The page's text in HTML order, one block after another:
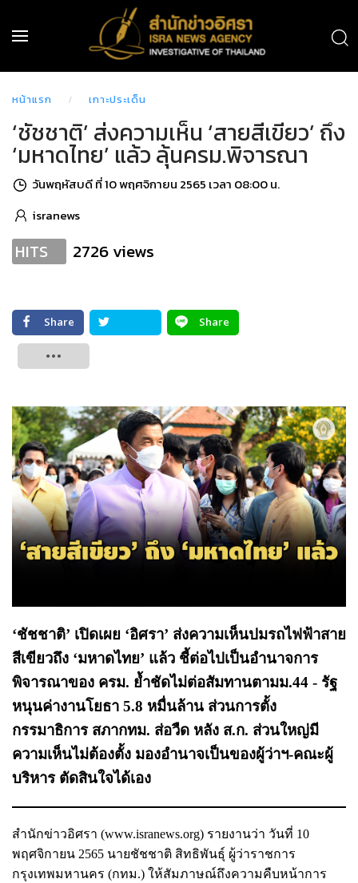
หน้าแรก เกาะประเด็น
‘ชัชชาติ’ ส่งความเห็น ‘สายสีเขียว’ ถึง
‘มหาดไทย’ แล้ว ลุ้นครม.พิจารณา
วันพฤหัสบดี ที่ 10 พฤศจิกายน 2565 เวลา 08:00 น.
isranews
HITS 2726 views
Share
Share
‘ชัชชาติ’ เปิดเผย ‘อิศรา’ ส่งความเห็นปมรถไฟฟ้าสาย
สีเขียวถึง ‘มหาดไทย’ แล้ว ชี้ต่อไปเป็นอำนาจการ
พิจารณาของ ครม. ย้ำชัดไม่ต่อสัมทานตามม.44 - รัฐ
หนุนค่างานโยธา 5.8 หมื่นล้าน ส่วนการตั้ง
กรรมาธิการ สภากทม. ส่อวืด หลัง ส.ก. ส่วนใหญ่มี
ความเห็นไม่ต้องตั้ง มองอำนาจเป็นของผู้ว่าฯ-คณะผู้
บริหาร ตัดสินใจได้เอง
สำนักข่าวอิศรา (www.isranews.org) รายงานว่า วันที่ 10
พฤศจิกายน 2565 นายชัชชาติ สิทธิพันธุ์ ผู้ว่าราชการ
กรุงเทพมหานคร (กทม.) ให้สัมภาษณ์ถึงความคืบหน้าการ